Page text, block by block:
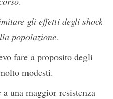
gli effetti degli shock
popolazione.
fare a proposito degli
modesti.
una maggior resistenza